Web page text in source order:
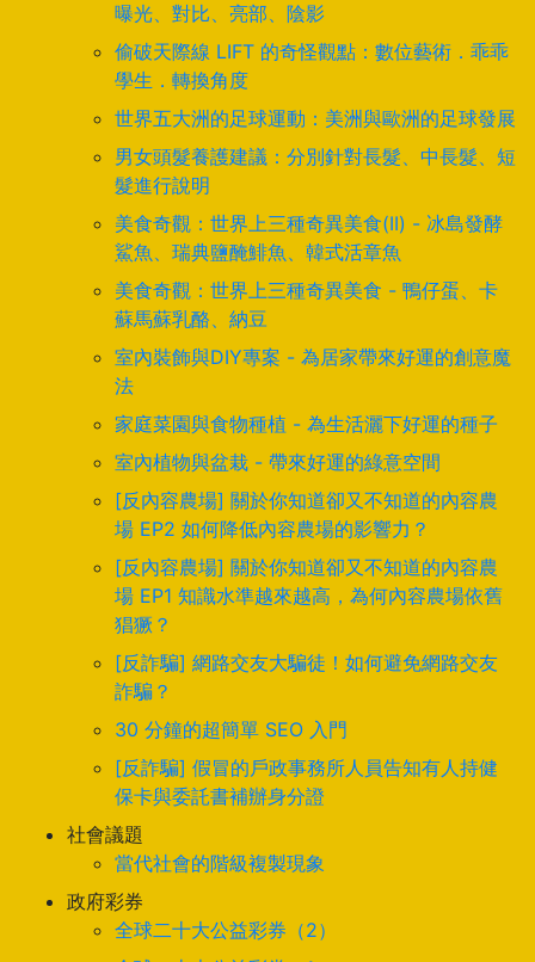
曝光、對比、亮部、陰影
偷破天際線 LIFT 的奇怪觀點：數位藝術．乖乖
學生．轉換角度
世界五大洲的足球運動：美洲與歐洲的足球發展
男女頭髮養護建議：分別針對長髮、中長髮、短
髮進行說明
美食奇觀：世界上三種奇異美食(II) - 冰島發酵
鯊魚、瑞典鹽醃鯡魚、韓式活章魚
美食奇觀：世界上三種奇異美食 - 鴨仔蛋、卡
蘇馬蘇乳酪、納豆
室內裝飾與DIY專案 - 為居家帶來好運的創意魔
法
家庭菜園與食物種植 - 為生活灑下好運的種子
室內植物與盆栽 - 帶來好運的綠意空間
[反內容農場] 關於你知道卻又不知道的內容農
場 EP2 如何降低內容農場的影響力？
[反內容農場] 關於你知道卻又不知道的內容農
場 EP1 知識水準越來越高，為何內容農場依舊
猖獗？
[反詐騙] 網路交友大騙徒！如何避免網路交友
詐騙？
30 分鐘的超簡單 SEO 入門
[反詐騙] 假冒的戶政事務所人員告知有人持健
保卡與委託書補辦身分證
社會議題
當代社會的階級複製現象
政府彩券
全球二十大公益彩券（2）